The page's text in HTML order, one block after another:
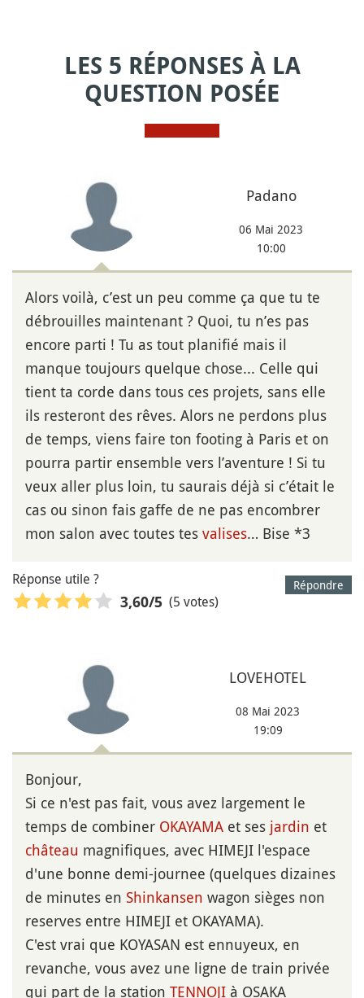
LES 5 RÉPONSES À LA
QUESTION POSÉE
Padano
06 Mai 2023
10:00
Alors voilà, c’est un peu comme ça que tu te
débrouilles maintenant ? Quoi, tu n’es pas
encore parti ! Tu as tout planifié mais il
manque toujours quelque chose... Celle qui
tient ta corde dans tous ces projets, sans elle
ils resteront des rêves. Alors ne perdons plus
de temps, viens faire ton footing à Paris et on
pourra partir ensemble vers l’aventure ! Si tu
veux aller plus loin, tu saurais déjà si c’était le
cas ou sinon fais gaffe de ne pas encombrer
mon salon avec toutes tes valises… Bise *3
Répondre
Réponse utile ?
3,60/5 (5 votes)
LOVEHOTEL
08 Mai 2023
19:09
Bonjour,
Si ce n'est pas fait, vous avez largement le
temps de combiner OKAYAMA et ses jardin et
château magnifiques, avec HIMEJI l'espace
d'une bonne demi-journee (quelques dizaines
de minutes en Shinkansen wagon sièges non
reserves entre HIMEJI et OKAYAMA).
C'est vrai que KOYASAN est ennuyeux, en
revanche, vous avez une ligne de train privée
qui part de la station TENNOJI à OSAKA